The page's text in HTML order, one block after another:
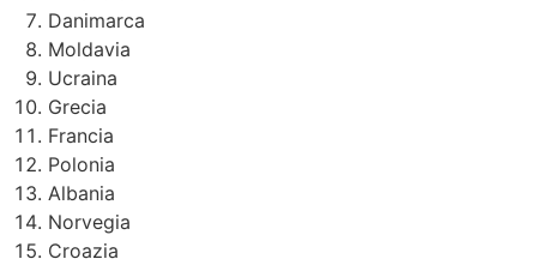
Danimarca
Moldavia
Ucraina
Grecia
Francia
Polonia
Albania
Norvegia
Croazia